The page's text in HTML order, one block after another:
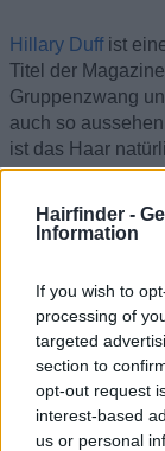
Hairfinder -
Information
If you wish to
processing of
targeted
section to
opt-out request
interest-based
us or personal
Hillary Duffist
Titel der
Gruppenzwang
auch so
ist das Haar
Miss Duff ihre
auf Dauer auch
es so vielen
geht und sie ihre
Ausnahmen der